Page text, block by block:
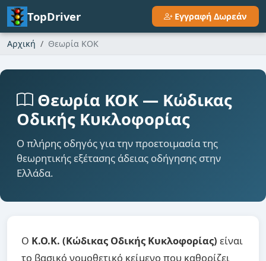
TopDriver Εγγραφή Δωρεάν
Αρχική Θεωρία ΚΟΚ
Θεωρία ΚΟΚ — Κώδικας
Οδικής Κυκλοφορίας
Ο πλήρης οδηγός για την προετοιμασία της
θεωρητικής εξέτασης άδειας οδήγησης στην
Ελλάδα.
Ο Κ.Ο.Κ. (Κώδικας Οδικής Κυκλοφορίας) είναι
το βασικό νομοθετικό κείμενο που καθορίζει